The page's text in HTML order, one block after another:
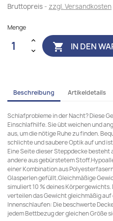
Bruttopreis zzgl. Versandkosten
Menge
 IN DEN
Beschreibung Artikeldetails
Schlafprobleme in der Nacht? Diese
Einschlafhilfe. Sie übt weichen und
aus, um die nötige Ruhe zu finden.
schlichte und saubere Optik auf und
Eine Seite dieser Steppdecke besteht
andere aus gebürstetem
einer Kombination aus
Glasperlen gefüllt.Gleichmäßige
simuliert 10 % deines
verteilen das Gewicht gleichmäßig
Innenschlaufen: Die beschwerte
jedem Bettbezug der gleichen Größe